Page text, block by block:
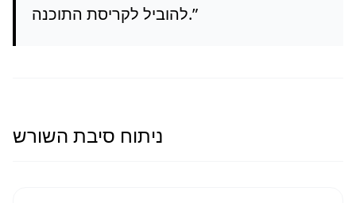
להוביל לקריסת התוכנה.”
ניתוח סיבת השורש